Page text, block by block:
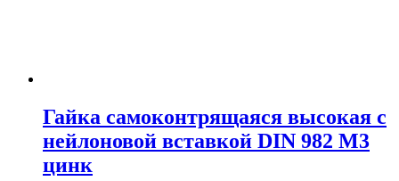
Гайка самоконтрящаяся высокая с
нейлоновой вставкой DIN 982 М3
цинк